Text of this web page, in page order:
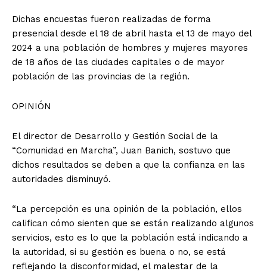
Dichas encuestas fueron realizadas de forma
presencial desde el 18 de abril hasta el 13 de mayo del
2024 a una población de hombres y mujeres mayores
de 18 años de las ciudades capitales o de mayor
población de las provincias de la región.
OPINIÓN
El director de Desarrollo y Gestión Social de la
“Comunidad en Marcha”, Juan Banich, sostuvo que
dichos resultados se deben a que la confianza en las
autoridades disminuyó.
“La percepción es una opinión de la población, ellos
califican cómo sienten que se están realizando algunos
servicios, esto es lo que la población está indicando a
la autoridad, si su gestión es buena o no, se está
reflejando la disconformidad, el malestar de la